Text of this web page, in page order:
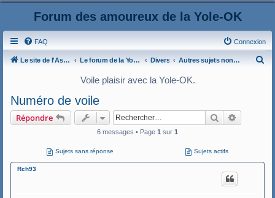
Forum des amoureux de la Yole-OK
FAQ Connexion
Le site de l'AspryOK Le forum de la Yole-OK Divers Autres sujets non classés
Voile plaisir avec la Yole-OK.
Numéro de voile
Répondre Rechercher
6 messages • Page 1 sur 1
Sujets sans réponse Sujets actifs
Rch93